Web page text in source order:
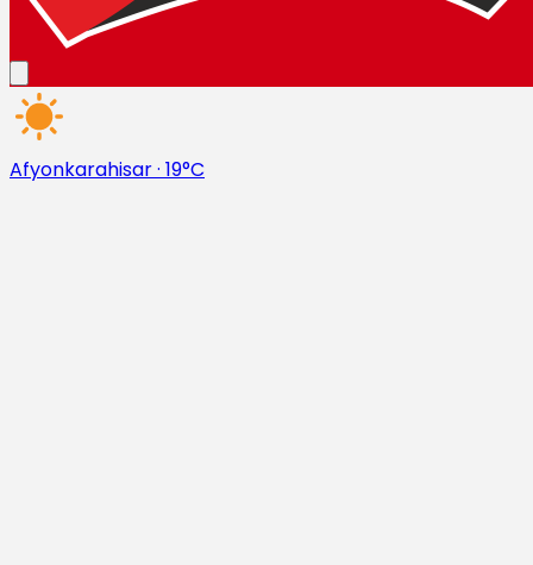
Afyonkarahisar· 19°C